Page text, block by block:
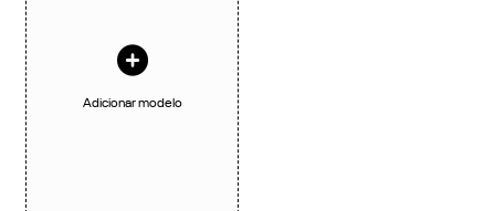
Adicionar modelo